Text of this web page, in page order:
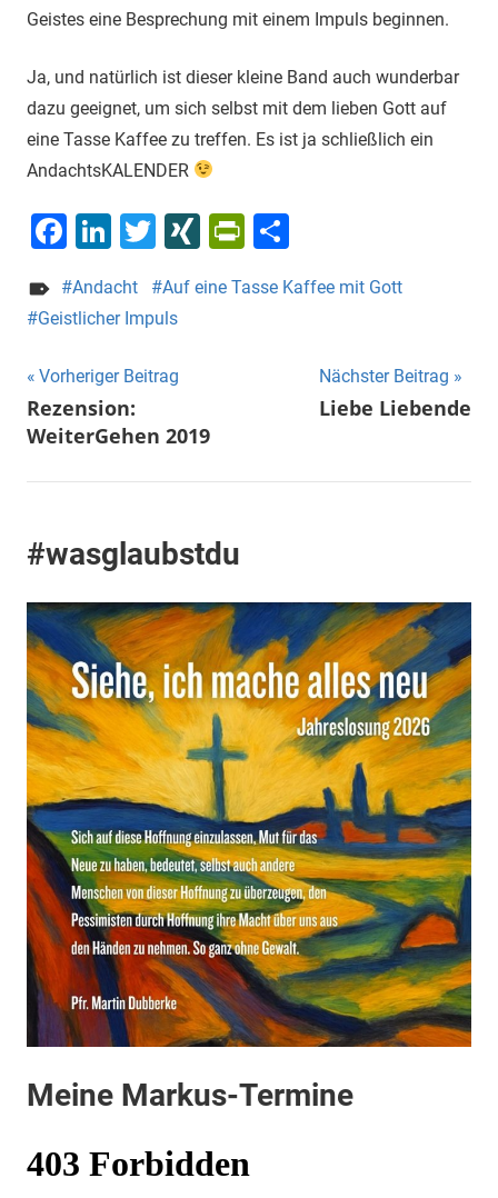
Geistes eine Besprechung mit einem Impuls beginnen.
Ja, und natürlich ist dieser kleine Band auch wunderbar
dazu geeignet, um sich selbst mit dem lieben Gott auf
eine Tasse Kaffee zu treffen. Es ist ja schließlich ein
AndachtsKALENDER
Facebook
LinkedIn
Twitter
XINGPrintFriendly
Andacht
Auf eine Tasse Kaffee mit Gott
Geistlicher Impuls
Beitragsnavigation
Vorheriger Beitrag
Rezension:
WeiterGehen 2019
Nächster Beitrag
Liebe Liebende
#wasglaubstdu
Meine Markus-Termine